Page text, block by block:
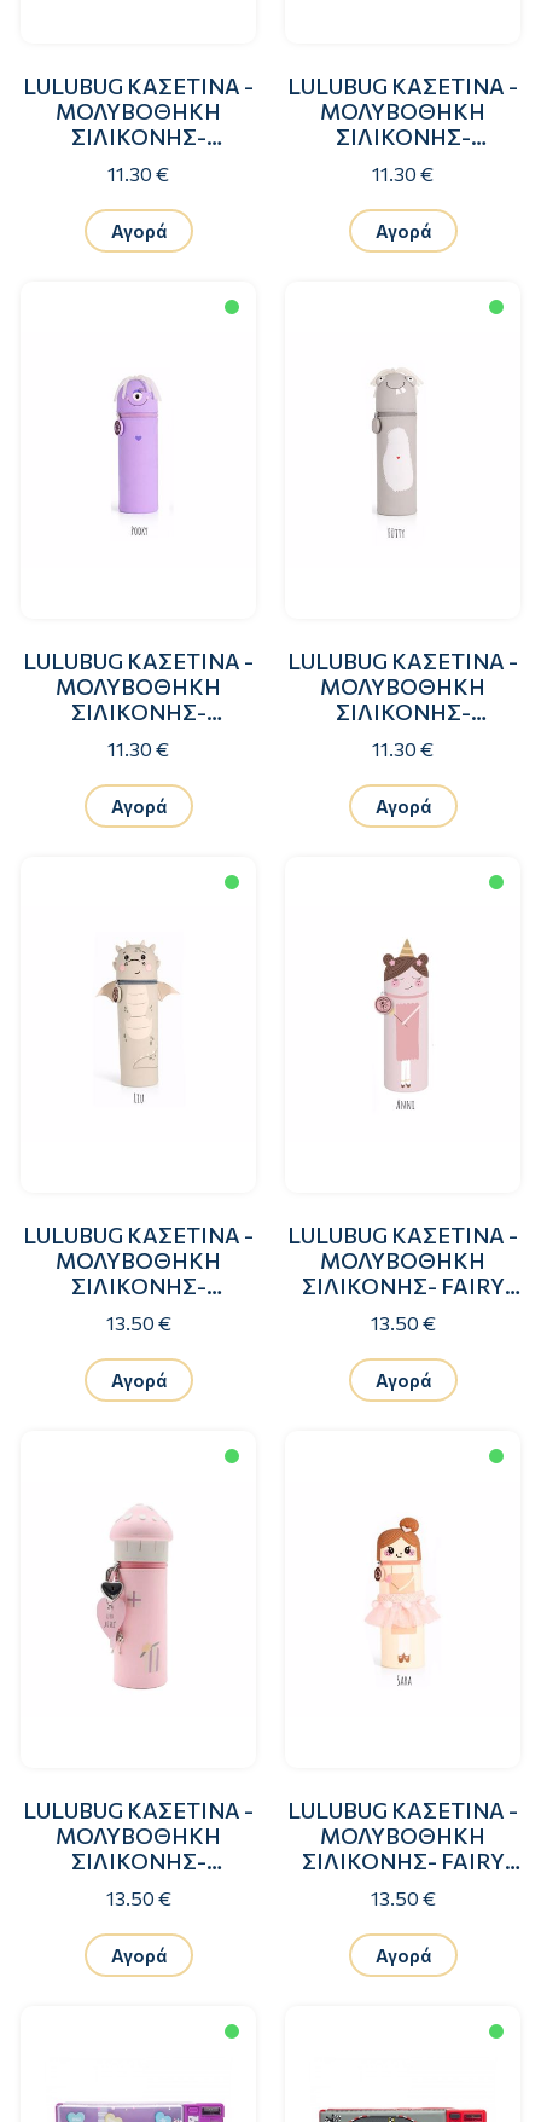
LULUBUG ΚΑΣΕΤΙΝΑ -
ΜΟΛΥΒΟΘΗΚΗ
ΣΙΛΙΚΟΝΗΣ-
ΤΕΡΑΤΑΚΙ MAXY
11.30 €
Αγορά
LULUBUG ΚΑΣΕΤΙΝΑ -
ΜΟΛΥΒΟΘΗΚΗ
ΣΙΛΙΚΟΝΗΣ-
ΤΕΡΑΤΑΚΙ ZILLY
11.30 €
Αγορά
LULUBUG ΚΑΣΕΤΙΝΑ -
ΜΟΛΥΒΟΘΗΚΗ
ΣΙΛΙΚΟΝΗΣ-
ΤΕΡΑΤΑΚΙ POOKY
11.30 €
Αγορά
LULUBUG ΚΑΣΕΤΙΝΑ -
ΜΟΛΥΒΟΘΗΚΗ
ΣΙΛΙΚΟΝΗΣ-
ΤΕΡΑΤΑΚΙ FUTTY
11.30 €
Αγορά
LULUBUG ΚΑΣΕΤΙΝΑ -
ΜΟΛΥΒΟΘΗΚΗ
ΣΙΛΙΚΟΝΗΣ-
DRAGON LIU
13.50 €
Αγορά
LULUBUG ΚΑΣΕΤΙΝΑ -
ΜΟΛΥΒΟΘΗΚΗ
ΣΙΛΙΚΟΝΗΣ- FAIRY
ANNI
13.50 €
Αγορά
LULUBUG ΚΑΣΕΤΙΝΑ -
ΜΟΛΥΒΟΘΗΚΗ
ΣΙΛΙΚΟΝΗΣ-
MUSHROOM HUSLI
13.50 €
Αγορά
LULUBUG ΚΑΣΕΤΙΝΑ -
ΜΟΛΥΒΟΘΗΚΗ
ΣΙΛΙΚΟΝΗΣ- FAIRY
SARA
13.50 €
Αγορά